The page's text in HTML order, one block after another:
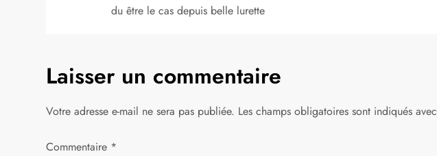
’
a
r
du être le cas depuis belle lurette
Laisser un commentaire
Votre adresse e-mail ne sera pas publiée. Les champs obligatoires sont indiqués avec
Commentaire *